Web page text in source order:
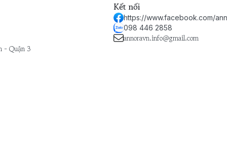
- Quận 3
Kết nối
https://www.facebook.com/
098 446 2858
annoravn.info@gmail.com